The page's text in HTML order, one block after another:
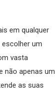
em qualquer
um
vasta
não apenas um
as suas